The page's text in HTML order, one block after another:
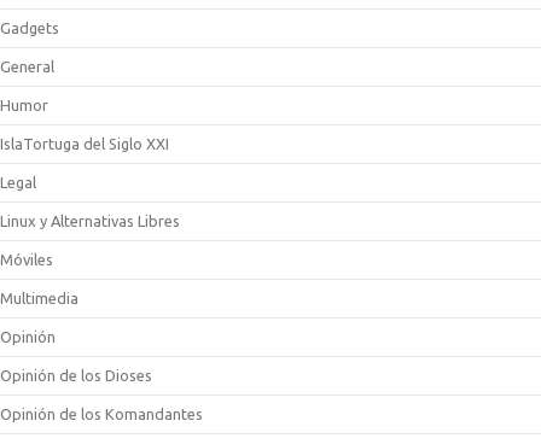
Gadgets
General
Humor
IslaTortuga del Siglo XXI
Legal
Linux y Alternativas Libres
Móviles
Multimedia
Opinión
Opinión de los Dioses
Opinión de los Komandantes